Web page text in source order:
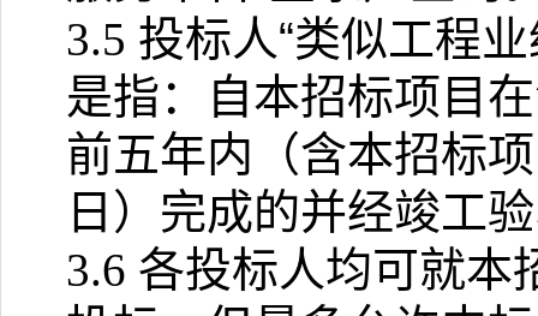
3.5 投标人“类似工程
是指：自本招标项目
前五年内（含本招标
日）完成的并经竣工
3.6 各投标人均可就本